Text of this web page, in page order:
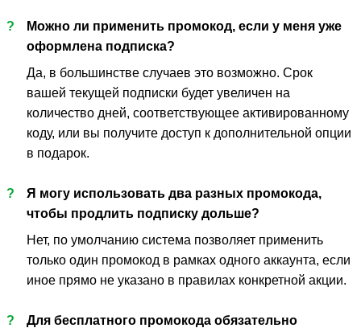
?
Можно ли применить промокод, если у меня уже
оформлена подписка?
Да, в большинстве случаев это возможно. Срок
вашей текущей подписки будет увеличен на
количество дней, соответствующее активированному
коду, или вы получите доступ к дополнительной опции
в подарок.
?
Я могу использовать два разных промокода,
чтобы продлить подписку дольше?
Нет, по умолчанию система позволяет применить
только один промокод в рамках одного аккаунта, если
иное прямо не указано в правилах конкретной акции.
?
Для бесплатного промокода обязательно